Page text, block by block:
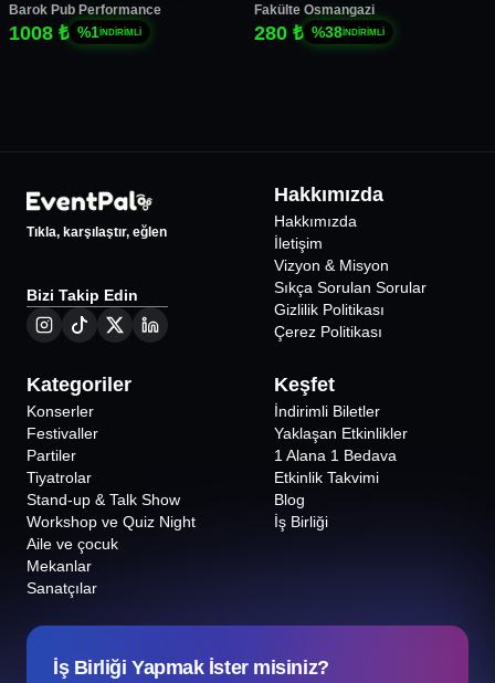
Barok Pub Performance
1008 ₺ %1İNDİRİMLİ
Fakülte Osmangazi
280 ₺ %38İNDİRİMLİ
Tıkla, karşılaştır, eğlen
Bizi Takip Edin
Hakkımızda
Hakkımızda
İletişim
Vizyon & Misyon
Sıkça Sorulan Sorular
Gizlilik Politikası
Çerez Politikası
Kategoriler
Konserler
Festivaller
Partiler
Tiyatrolar
Stand-up & Talk Show
Workshop ve Quiz Night
Aile ve çocuk
Mekanlar
Sanatçılar
Keşfet
İndirimli Biletler
Yaklaşan Etkinlikler
1 Alana 1 Bedava
Etkinlik Takvimi
Blog
İş Birliği
İş Birliği Yapmak İster misiniz?